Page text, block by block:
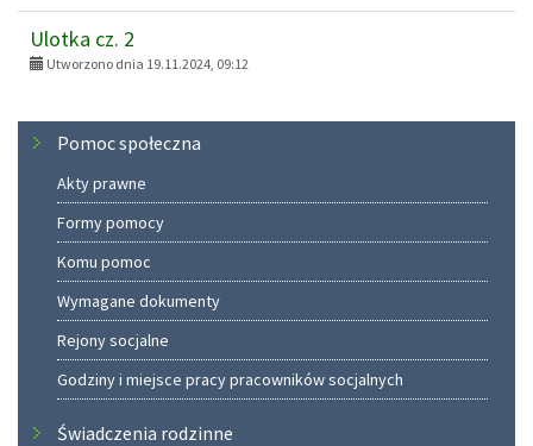
Ulotka cz. 2
Utworzono dnia 19.11.2024, 09:12
MenuPomoc społeczna
Akty prawne
Formy pomocy
Komu pomoc
Wymagane dokumenty
Rejony socjalne
Godziny i miejsce pracy pracowników socjalnych
Świadczenia rodzinne